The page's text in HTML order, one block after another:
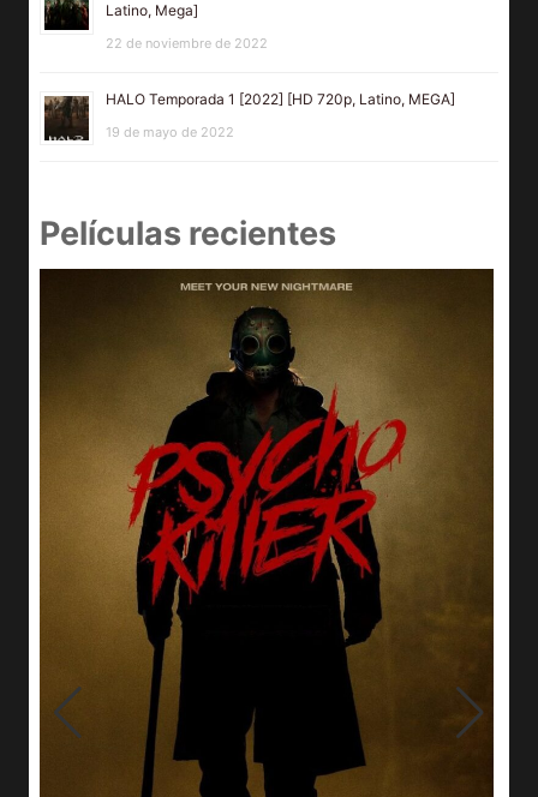
Latino, Mega]
22 de noviembre de 2022
HALO Temporada 1 [2022] [HD 720p, Latino, MEGA]
19 de mayo de 2022
Películas recientes